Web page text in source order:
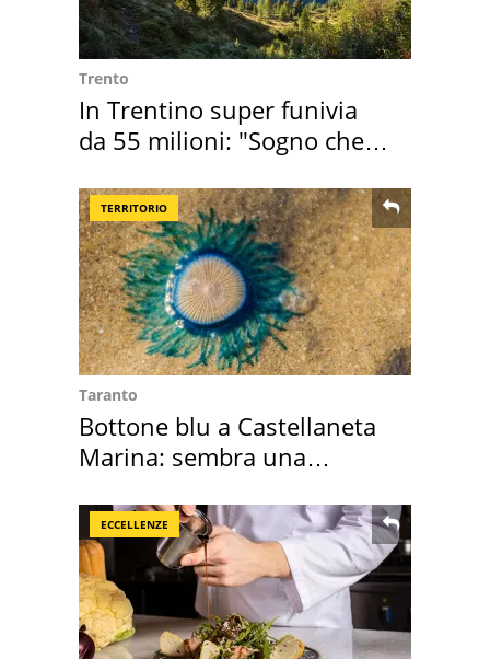
Trento
In Trentino super funivia
da 55 milioni: "Sogno che si
TERRITORIO
Taranto
Bottone blu a Castellaneta
Marina: sembra una
ECCELLENZE